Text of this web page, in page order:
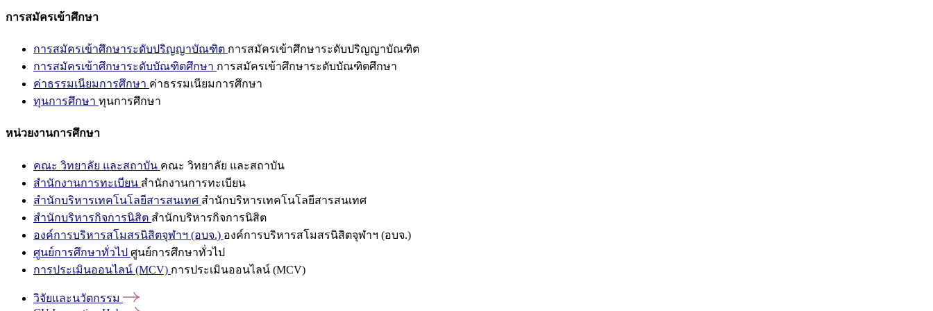
การสมัครเข้าศึกษา
การสมัครเข้าศึกษาระดับปริญญาบัณฑิต การสมัครเข้าศึกษาระดับปริญญาบัณฑิต
การสมัครเข้าศึกษาระดับบัณฑิตศึกษา การสมัครเข้าศึกษาระดับบัณฑิตศึกษา
ค่าธรรมเนียมการศึกษา ค่าธรรมเนียมการศึกษา
ทุนการศึกษา ทุนการศึกษา
หน่วยงานการศึกษา
คณะ วิทยาลัย และสถาบัน คณะ วิทยาลัย และสถาบัน
สำนักงานการทะเบียน สำนักงานการทะเบียน
สำนักบริหารเทคโนโลยีสารสนเทศ สำนักบริหารเทคโนโลยีสารสนเทศ
สำนักบริหารกิจการนิสิต สำนักบริหารกิจการนิสิต
องค์การบริหารสโมสรนิสิตจุฬาฯ (อบจ.) องค์การบริหารสโมสรนิสิตจุฬาฯ (อบจ.)
ศูนย์การศึกษาทั่วไป ศูนย์การศึกษาทั่วไป
การประเมินออนไลน์ (MCV) การประเมินออนไลน์ (MCV)
วิจัยและนวัตกรรม